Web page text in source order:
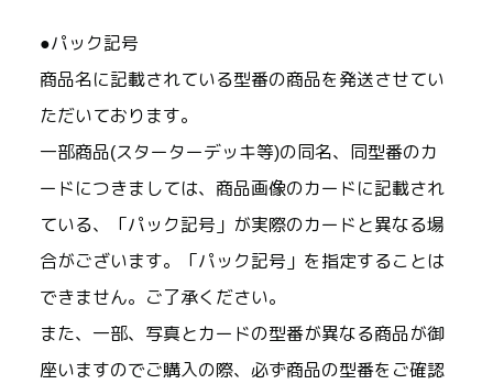
●パック記号
商品名に記載されている型番の商品を発送させてい
ただいております。
一部商品(スターターデッキ等)の同名、同型番のカ
ードにつきましては、商品画像のカードに記載され
ている、「パック記号」が実際のカードと異なる場
合がございます。「パック記号」を指定することは
できません。ご了承ください。
また、一部、写真とカードの型番が異なる商品が御
座いますのでご購入の際、必ず商品の型番をご確認